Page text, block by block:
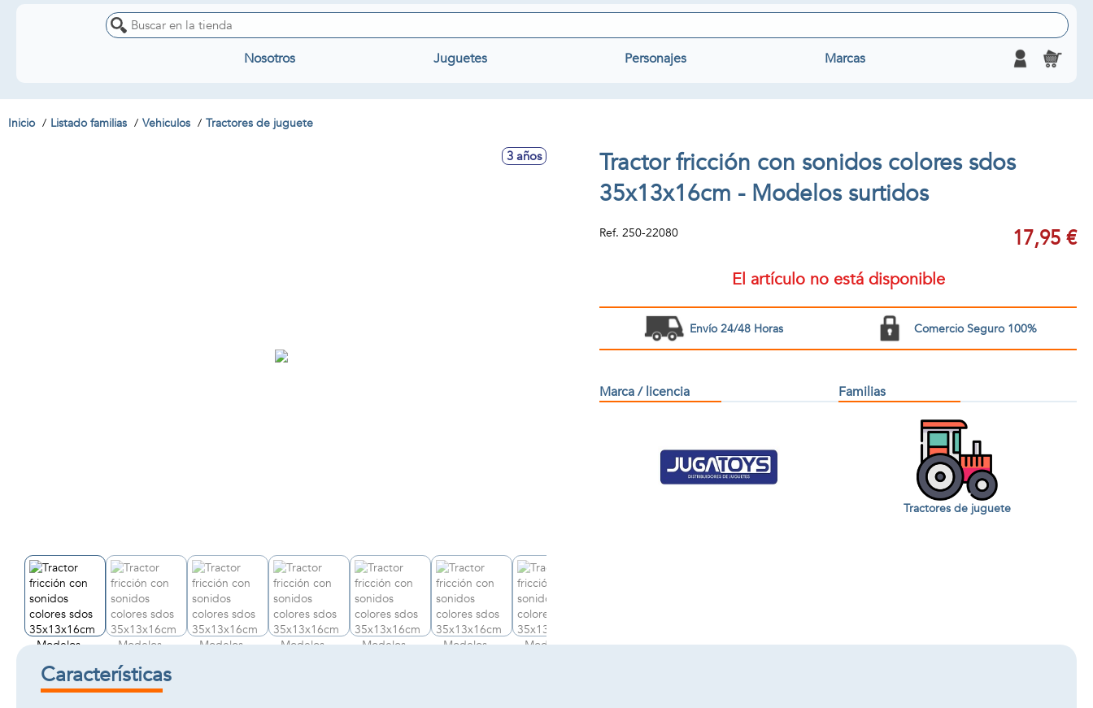
Nosotros Juguetes Personajes Marcas
Inicio Listado familias Vehiculos Tractores de juguete
3 años
Tractor fricción con sonidos colores sdos
35x13x16cm - Modelos surtidos
Ref. 250-22080 17,95 €
El artículo no está disponible
Envío 24/48 Horas Comercio Seguro 100%
Marca / licencia Familias
Tractores de juguete
Características